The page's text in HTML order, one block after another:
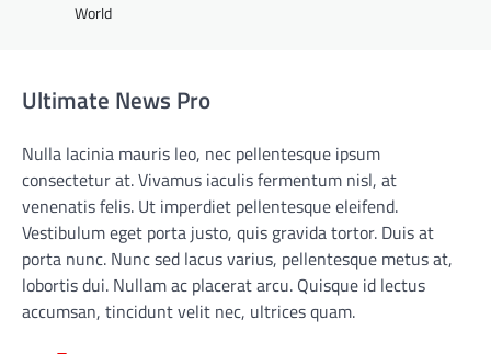
World
Ultimate News Pro
Nulla lacinia mauris leo, nec pellentesque ipsum
consectetur at. Vivamus iaculis fermentum nisl, at
venenatis felis. Ut imperdiet pellentesque eleifend.
Vestibulum eget porta justo, quis gravida tortor. Duis at
porta nunc. Nunc sed lacus varius, pellentesque metus at,
lobortis dui. Nullam ac placerat arcu. Quisque id lectus
accumsan, tincidunt velit nec, ultrices quam.